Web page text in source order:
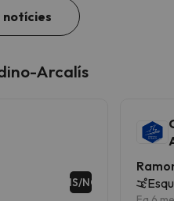
notícies
Arcalís
NS/NC